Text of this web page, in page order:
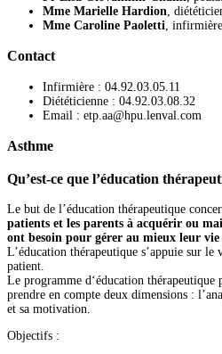
Mme Marielle Hardion,
Mme Caroline Paoletti, infirmière
Contact
Infirmière : 04.92.03.05.11
Diététicienne : 04.92.03.08.32
Email : etp.aa@hpu.lenval.com
Asthme
Qu’est-ce que l’éducation
Le but de l’éducation thérapeutique
patients et les parents à acquérir ou
ont besoin pour gérer au mieux leur
L’éducation thérapeutique s’appuie sur le
patient.
Le programme d‘éducation thérapeutique
prendre en compte deux dimensions :
et sa motivation.
Objectifs :